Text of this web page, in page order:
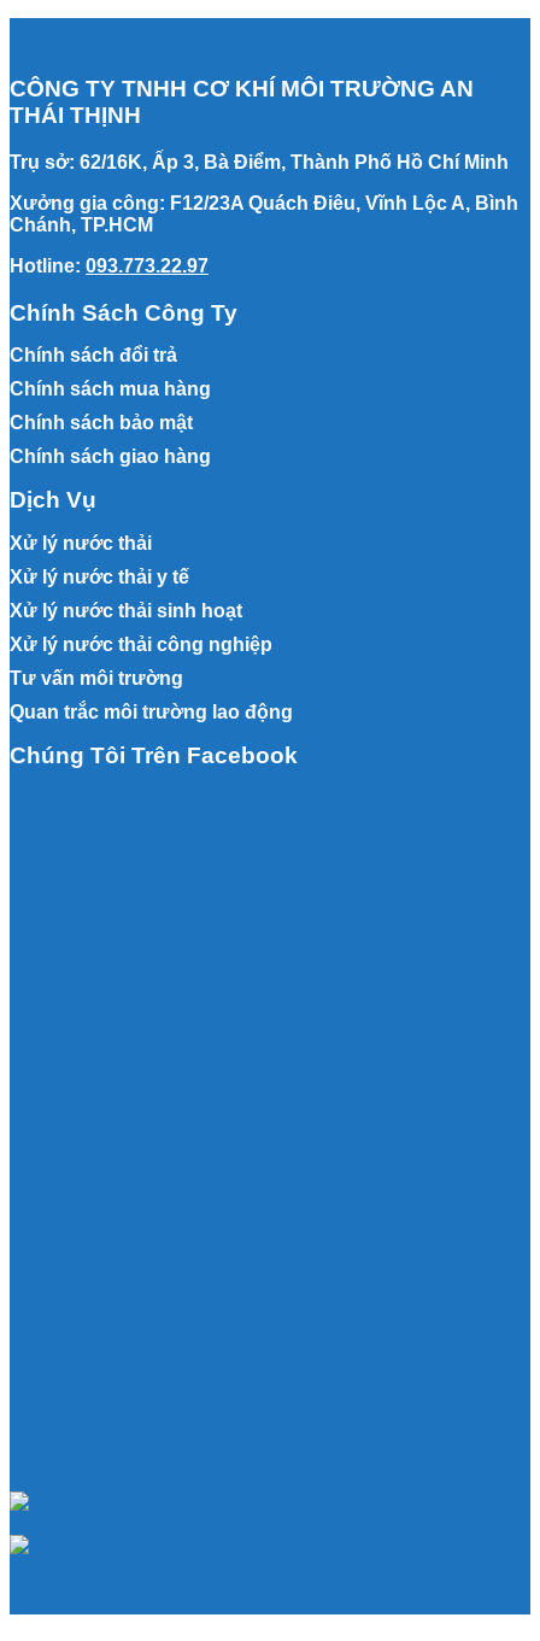
CÔNG TY TNHH CƠ KHÍ MÔI TRƯỜNG AN
THÁI THỊNH
Trụ sở: 62/16K, Ấp 3, Bà Điểm, Thành Phố Hồ Chí Minh
Xưởng gia công: F12/23A Quách Điêu, Vĩnh Lộc A, Bình
Chánh, TP.HCM
Hotline: 093.773.22.97
Chính Sách Công Ty
Chính sách đổi trả
Chính sách mua hàng
Chính sách bảo mật
Chính sách giao hàng
Dịch Vụ
Xử lý nước thải
Xử lý nước thải y tế
Xử lý nước thải sinh hoạt
Xử lý nước thải công nghiệp
Tư vấn môi trường
Quan trắc môi trường lao động
Chúng Tôi Trên Facebook